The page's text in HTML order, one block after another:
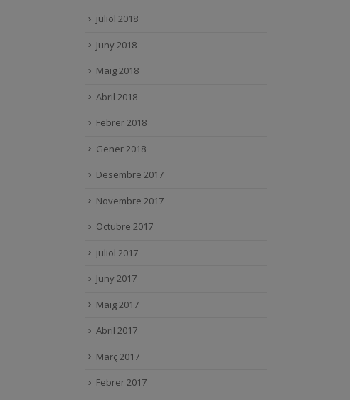
juliol 2018
Juny 2018
Maig 2018
Abril 2018
Febrer 2018
Gener 2018
Desembre 2017
Novembre 2017
Octubre 2017
juliol 2017
Juny 2017
Maig 2017
Abril 2017
Març 2017
Febrer 2017